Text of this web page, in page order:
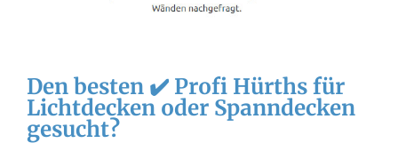
Den besten ✔️ Profi Hürths für
Lichtdecken oder Spanndecken
gesucht?